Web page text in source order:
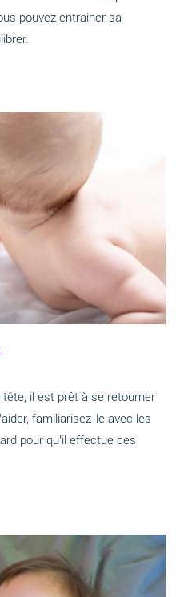
pouvez entrainer sa
il est prêt à se retourner
familiarisez-le avec les
pour qu’il effectue ces